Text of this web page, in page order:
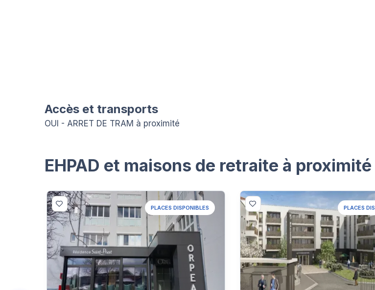
Accès et transports
OUI - ARRET DE TRAM à proximité
EHPAD et maisons de retraite à
PLACES DISPONIBLES PLACES